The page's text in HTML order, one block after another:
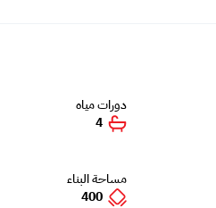
دورات مياه
4
مساحة البناء
400